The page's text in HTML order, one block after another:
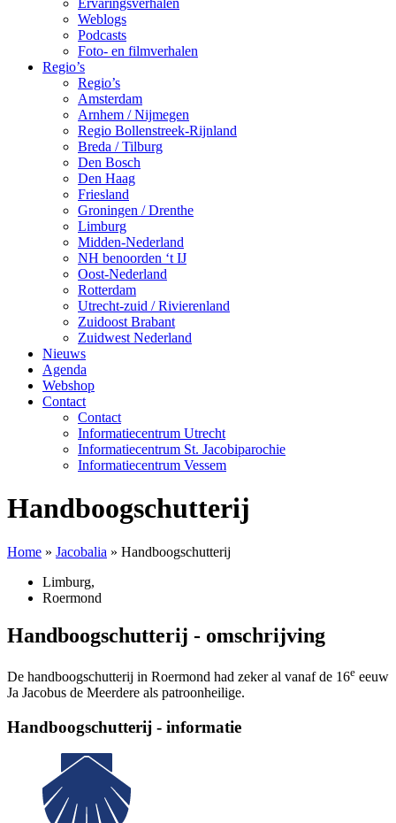
Ervaringsverhalen
Weblogs
Podcasts
Foto- en filmverhalen
Regio’s
Regio’s
Amsterdam
Arnhem / Nijmegen
Regio Bollenstreek-Rijnland
Breda / Tilburg
Den Bosch
Den Haag
Friesland
Groningen / Drenthe
Limburg
Midden-Nederland
NH benoorden ‘t IJ
Oost-Nederland
Rotterdam
Utrecht-zuid / Rivierenland
Zuidoost Brabant
Zuidwest Nederland
Nieuws
Agenda
Webshop
Contact
Contact
Informatiecentrum Utrecht
Informatiecentrum St. Jacobiparochie
Informatiecentrum Vessem
Handboogschutterij
Home » Jacobalia » Handboogschutterij
Limburg,
Roermond
Handboogschutterij - omschrijving
De handboogschutterij in Roermond had zeker al vanaf de 16e eeuw
Ja Jacobus de Meerdere als patroonheilige.
Handboogschutterij - informatie